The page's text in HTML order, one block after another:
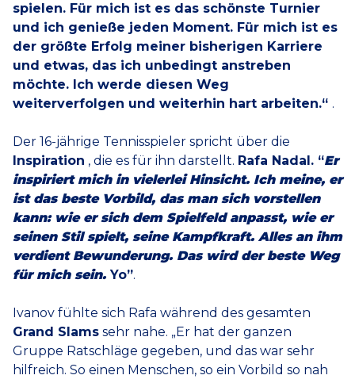
spielen. Für mich ist es das schönste Turnier
und ich genieße jeden Moment. Für mich ist es
der größte Erfolg meiner bisherigen Karriere
und etwas, das ich unbedingt anstreben
möchte. Ich werde diesen Weg
weiterverfolgen und weiterhin hart arbeiten.“ .
Der 16-jährige Tennisspieler spricht über die
Inspiration , die es für ihn darstellt. Rafa Nadal. “Er
inspiriert mich in vielerlei Hinsicht. Ich meine, er
ist das beste Vorbild, das man sich vorstellen
kann: wie er sich dem Spielfeld anpasst, wie er
seinen Stil spielt, seine Kampfkraft. Alles an ihm
verdient Bewunderung. Das wird der beste Weg
für mich sein.Yo”.
Ivanov fühlte sich Rafa während des gesamten
Grand Slams sehr nahe. „Er hat der ganzen
Gruppe Ratschläge gegeben, und das war sehr
hilfreich. So einen Menschen, so ein Vorbild so nah